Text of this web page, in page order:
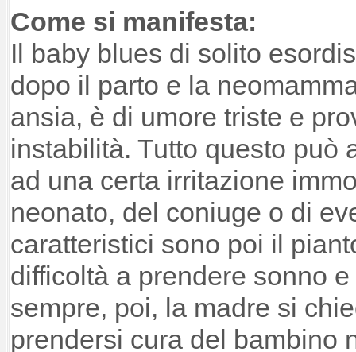
Come si manifesta:
Il baby blues di solito
dopo il parto e la
ansia, è di umore triste e
instabilità. Tutto questo può
ad una certa irritazione
neonato, del coniuge o di
caratteristici sono poi il
difficoltà a prendere sonno
sempre, poi, la madre si
prendersi cura del bambino